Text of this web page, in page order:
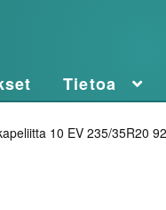
Tietoa
10 EV 235/35R20